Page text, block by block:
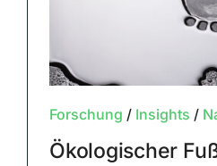
Forschung / Insights /
Ökologischer